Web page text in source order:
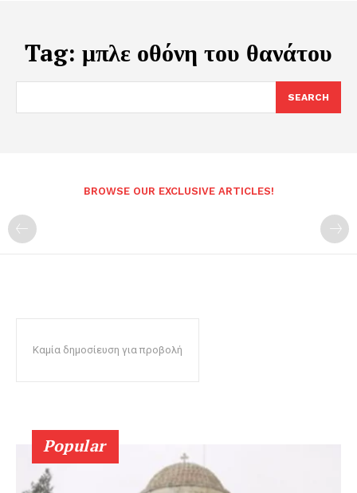
Tag: μπλε οθόνη του θανάτου
SEARCH
BROWSE OUR EXCLUSIVE ARTICLES!
Καμία δημοσίευση για προβολή
Popular